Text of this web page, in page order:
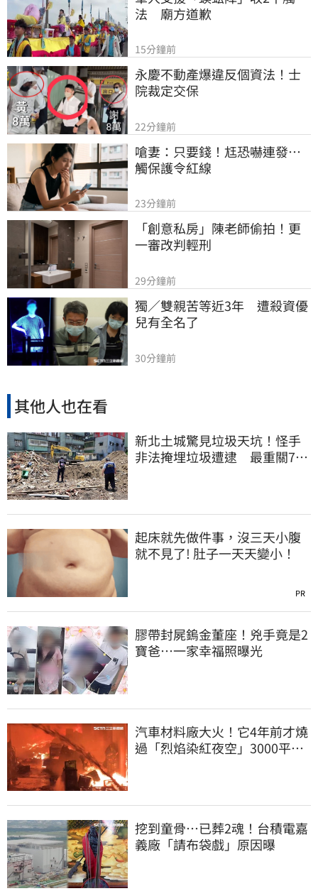
法　廟方道歉
15分鐘前
永慶不動產爆違反個資法！士
院裁定交保
22分鐘前
嗆妻：只要錢！尪恐嚇連發…
觸保護令紅線
23分鐘前
「創意私房」陳老師偷拍！更
一審改判輕刑
29分鐘前
獨／雙親苦等近3年　遭殺資優
兒有全名了
30分鐘前
其他人也在看
新北土城驚見垃圾天坑！怪手
非法掩埋垃圾遭逮 最重關7年
起床就先做件事，沒三天小腹
就不見了! 肚子一天天變小！
PR
膠帶封屍鎢金董座！兇手竟是2
寶爸…一家幸福照曝光
汽車材料廠大火！它4年前才燒
過「烈焰染紅夜空」3000平方
挖到童骨…已葬2魂！台積電嘉
義廠「請布袋戲」原因曝